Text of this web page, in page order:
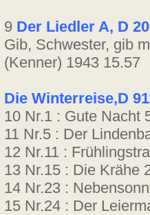
9 Der Liedler A, D
Gib, Schwester, gib
(Kenner) 1943 15.57
Die Winterreise,D
10 Nr.1 : Gute Nacht
11 Nr.5 : Der
12 Nr.11 :
13 Nr.15 : Die Krähe
14 Nr.23 :
15 Nr.24 : Der